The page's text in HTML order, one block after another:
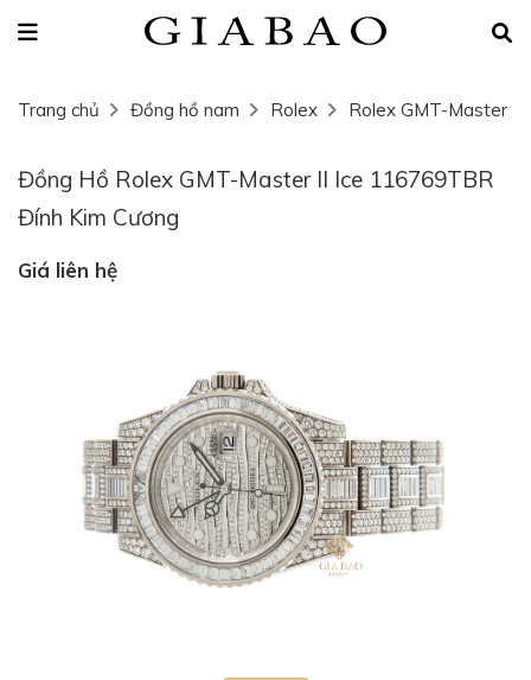
Trang chủ Đồng hồ nam Rolex Rolex GMT-Master
Đồng Hồ Rolex GMT-Master II Ice 116769TBR
Đính Kim Cương
Giá liên hệ